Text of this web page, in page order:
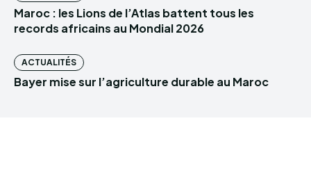
Maroc : les Lions de l’Atlas battent tous les
records africains au Mondial 2026
ACTUALITÉS
Bayer mise sur l’agriculture durable au Maroc